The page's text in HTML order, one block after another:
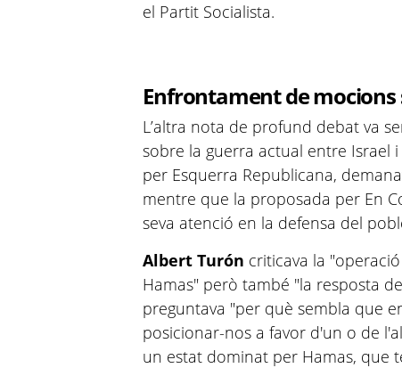
el Partit Socialista.
Enfrontament de mocions
L’altra nota de profund debat va
sobre la guerra actual entre Israel
per Esquerra Republicana,
mentre que la proposada per En
seva atenció en la defensa del
Albert Turón criticava la
Hamas" però també "la resposta
preguntava "per què sembla que
posicionar-nos a favor d'un o de
un estat dominat per Hamas, que